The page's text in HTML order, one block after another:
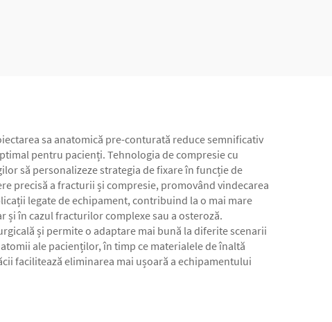
sa anatomică pre-conturată reduce semnificativ
pentru pacienți. Tehnologia de compresie cu
să personalizeze strategia de fixare în funcție de
precisă a fracturii și compresie, promovând vindecarea
legate de echipament, contribuind la o mai mare
și în cazul fracturilor complexe sau a osteroză.
și permite o adaptare mai bună la diferite scenarii
ale pacienților, în timp ce materialele de înaltă
facilitează eliminarea mai ușoară a echipamentului